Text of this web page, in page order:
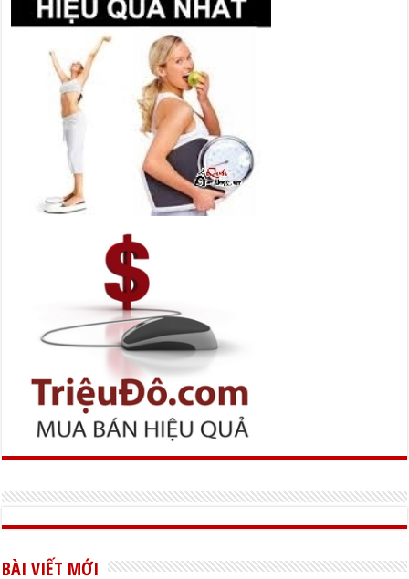
BÀI VIẾT MỚI